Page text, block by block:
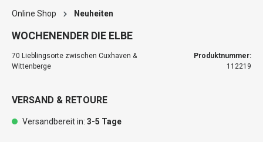
Online Shop Neuheiten
WOCHENENDER DIE ELBE
70 Lieblingsorte zwischen Cuxhaven &
Wittenberge
Produktnummer:
112219
VERSAND & RETOURE
Versandbereit in: 3-5 Tage